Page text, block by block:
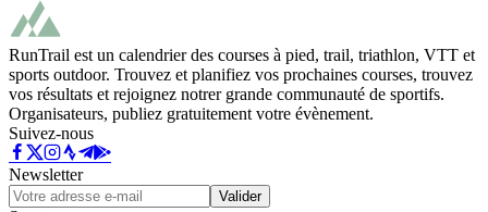
RunTrail est un calendrier des courses à pied, trail, triathlon, VTT et
sports outdoor. Trouvez et planifiez vos prochaines courses, trouvez
vos résultats et rejoignez notrer grande communauté de sportifs.
Organisateurs, publiez gratuitement votre évènement.
Suivez-nous
Newsletter
Valider